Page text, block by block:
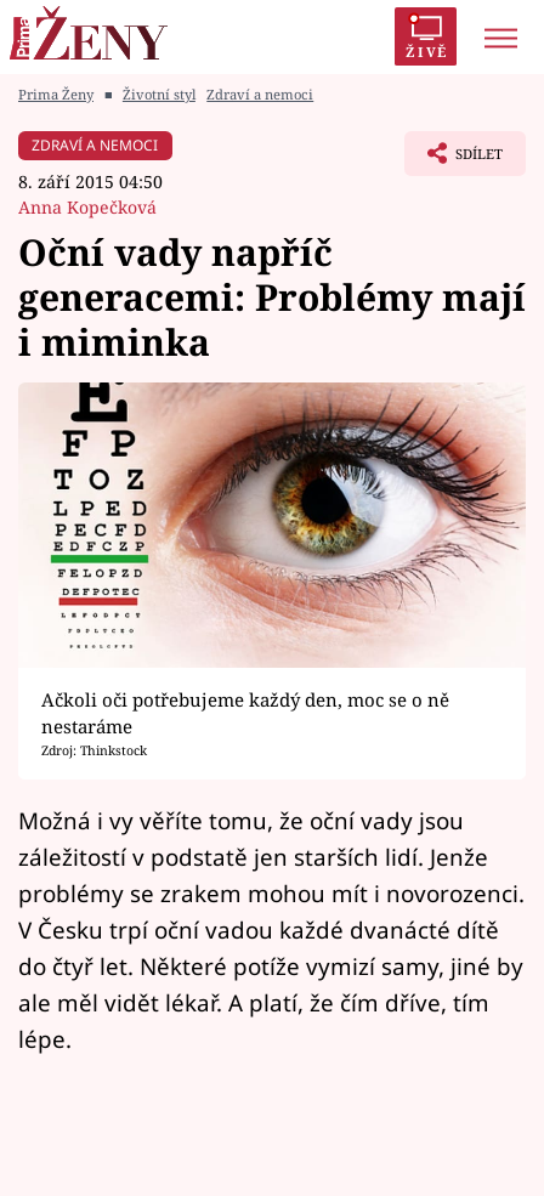
ŽIVĚ
Módní alarm
Zrádci
Témata
Vztahy
Seriály
Horoskopy
Sledujte prima+
Filmový festival Karlovy Vary
Pořady
Přihlášení
Sledujte nás
Prima Ženy ■ Životní styl Zdraví a nemoci
ZDRAVÍ A NEMOCI
8. září 2015 04:50
Anna Kopečková
SDÍLET
Oční vady napříč
generacemi: Problémy mají
i miminka
Ačkoli oči potřebujeme každý den, moc se o ně
nestaráme
Zdroj: Thinkstock
Možná i vy věříte tomu, že oční vady jsou
záležitostí v podstatě jen starších lidí. Jenže
problémy se zrakem mohou mít i novorozenci.
V Česku trpí oční vadou každé dvanácté dítě
do čtyř let. Některé potíže vymizí samy, jiné by
ale měl vidět lékař. A platí, že čím dříve, tím
lépe.